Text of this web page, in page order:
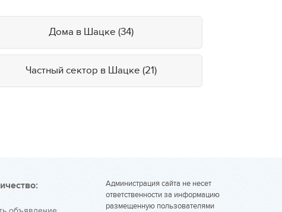
Дома в Шацке (34)
Частный сектор в Шацке (21)
Администрация сайта не несет
ответственности за информацию
размещенную пользователями